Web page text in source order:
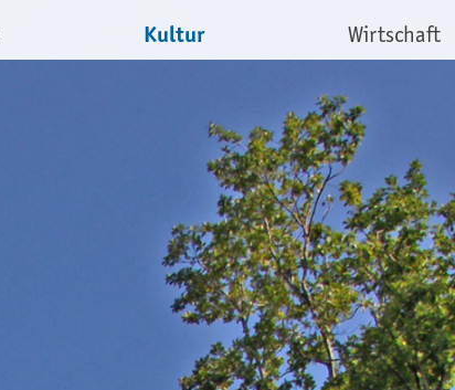
Kultur Wirtschaft